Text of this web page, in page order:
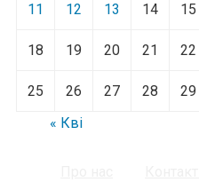
11 12 13 14 15
18 19 20 21 22
25 26 27 28 29
« Кві